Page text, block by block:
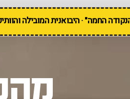
החמה" · היבואנית המובילה